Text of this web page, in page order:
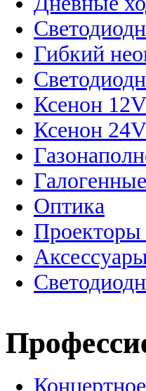
Гибкий
Ксенон 12V
Ксенон 24V
Оптика
Проекторы